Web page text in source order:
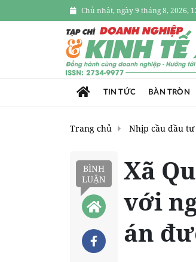
Chủ nhật, ngày 9 tháng 8, 2026,
TIN TỨC BÀN TRÒN
Trang chủ Nhịp cầu đầu tư
BÌNH
LUẬN
Xã
với
án